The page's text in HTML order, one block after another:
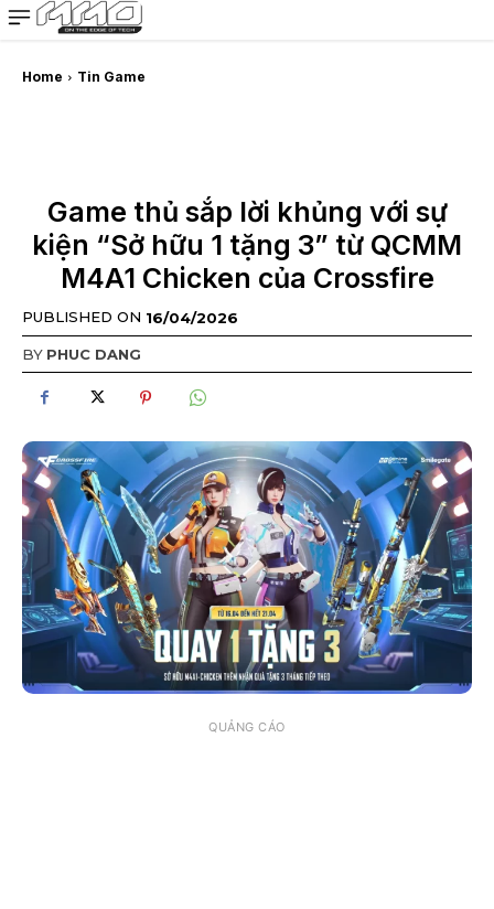
MMOSITE - Thông tin công nghệ
Bài viết nổi bật
Home Tin Game
Game thủ sắp lời khủng với sự
kiện “Sở hữu 1 tặng 3” từ QCMM
M4A1 Chicken của Crossfire
PUBLISHED ON 16/04/2026
BY PHUC DANG
QUẢNG CÁO